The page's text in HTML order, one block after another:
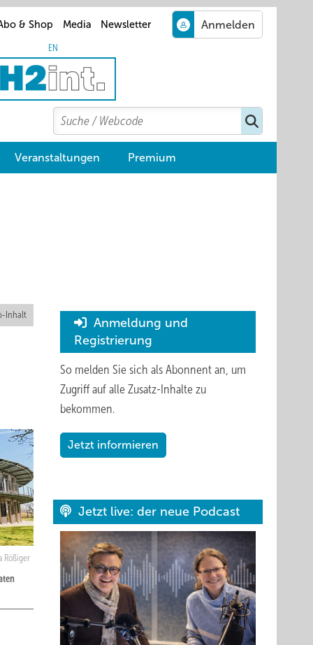
& Shop Media Newsletter
EN
Search
Suchen
Veranstaltungen Premium
Inhalt
Rößiger
Anmeldung und
Registrierung
So melden Sie sich als Abonnent an, um
Zugriff auf alle Zusatz-Inhalte zu
bekommen.
Jetzt informieren
Jetzt live: der neue Podcast